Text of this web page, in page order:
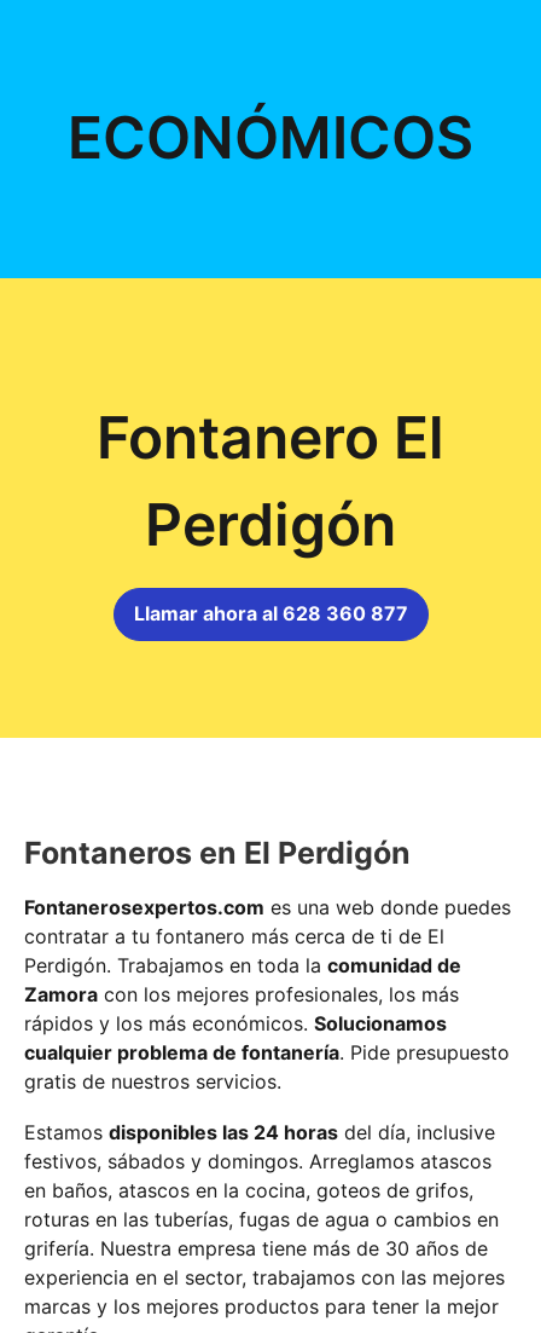
ECONÓMICOS
Fontanero El
Perdigón
Llamar ahora al 628 360 877
Fontaneros en El Perdigón
Fontanerosexpertos.com es una web donde puedes
contratar a tu fontanero más cerca de ti de El
Perdigón. Trabajamos en toda la comunidad de
Zamora con los mejores profesionales, los más
rápidos y los más económicos. Solucionamos
cualquier problema de fontanería. Pide presupuesto
gratis de nuestros servicios.
Estamos disponibles las 24 horas del día, inclusive
festivos, sábados y domingos. Arreglamos atascos
en baños, atascos en la cocina, goteos de grifos,
roturas en las tuberías, fugas de agua o cambios en
grifería. Nuestra empresa tiene más de 30 años de
experiencia en el sector, trabajamos con las mejores
marcas y los mejores productos para tener la mejor